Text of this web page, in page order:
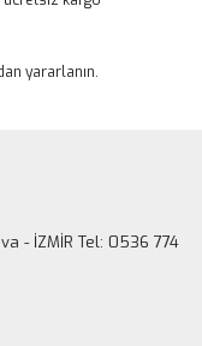
yararlanın.
- İZMİR Tel: 0536 774